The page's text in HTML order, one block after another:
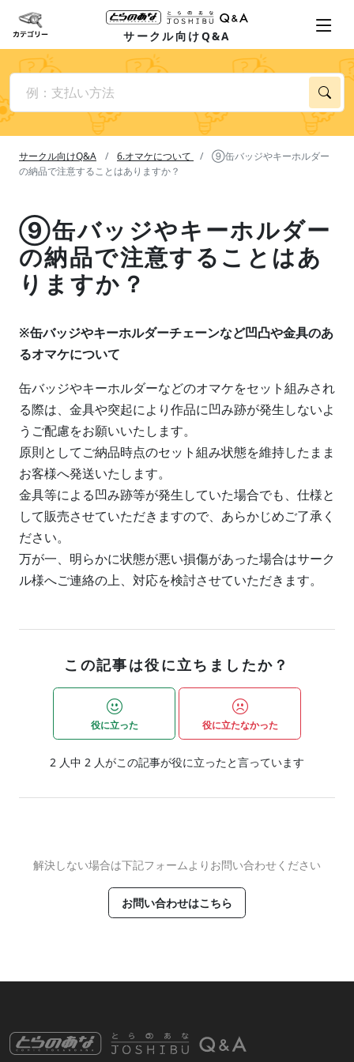
サークル向けQ&A
サークル向けQ&A 6.オマケについて
⑨缶バッジやキーホルダー
の納品で注意することはありますか？
⑨缶バッジやキーホルダー
の納品で注意することはあ
りますか？
※缶バッジやキーホルダーチェーンなど凹凸や金具のあ
るオマケについて
缶バッジやキーホルダーなどのオマケをセット組みされ
る際は、金具や突起により作品に凹み跡が発生しないよ
うご配慮をお願いいたします。
原則としてご納品時点のセット組み状態を維持したまま
お客様へ発送いたします。
金具等による凹み跡等が発生していた場合でも、仕様と
して販売させていただきますので、あらかじめご了承く
ださい。
万が一、明らかに状態が悪い損傷があった場合はサーク
ル様へご連絡の上、対応を検討させていただきます。
この記事は役に立ちましたか？
役に立った 役に立たなかった
2 人中 2 人がこの記事が役に立ったと言っています
解決しない場合は下記フォームよりお問い合わせください
お問い合わせはこちら